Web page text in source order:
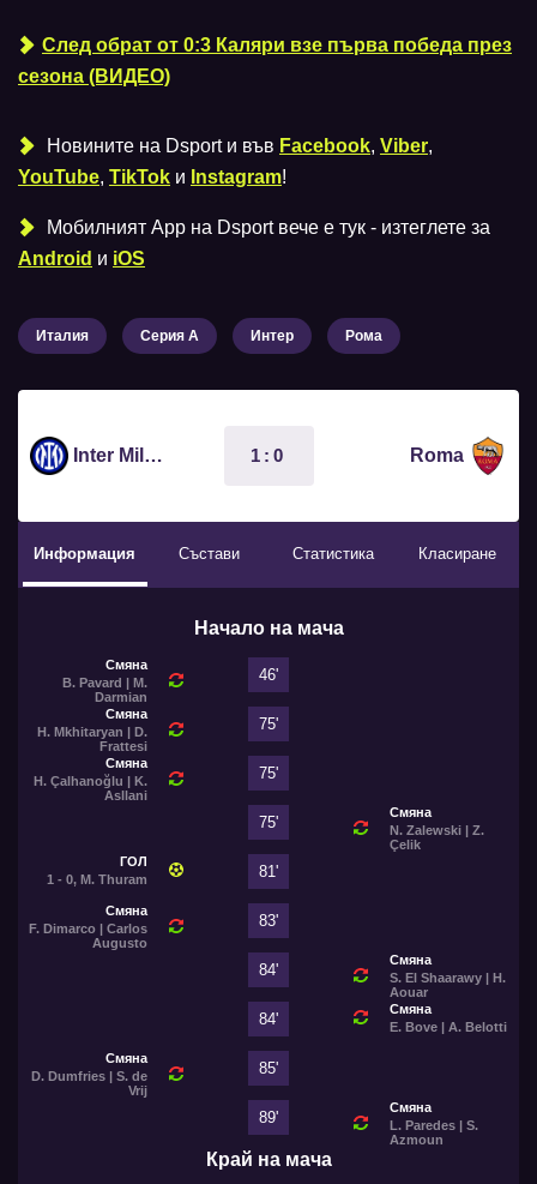
След обрат от 0:3 Каляри взе първа победа през
сезона (ВИДЕО)
Новините на Dsport и във Facebook, Viber,
YouTube, TikTok и Instagram!
Мобилният Аpp на Dsport вече е тук - изтеглете за
Android и iOS
Италия Серия А Интер Рома
Inter Milan 1:0 Roma
Информация Състави Статистика Класиране
Начало на мача
Смяна
B. Pavard | M.
Darmian
46'
Смяна
H. Mkhitaryan | D.
Frattesi
75'
Смяна
H. Çalhanoğlu | K.
Asllani
75'
Смяна
N. Zalewski | Z.
Çelik
75'
ГОЛ
1 - 0, M. Thuram
81'
Смяна
F. Dimarco | Carlos
Augusto
83'
Смяна
S. El Shaarawy | H.
Aouar
84'
Смяна
E. Bove | A. Belotti
84'
Смяна
D. Dumfries | S. de
Vrij
85'
Смяна
L. Paredes | S.
Azmoun
89'
Край на мача